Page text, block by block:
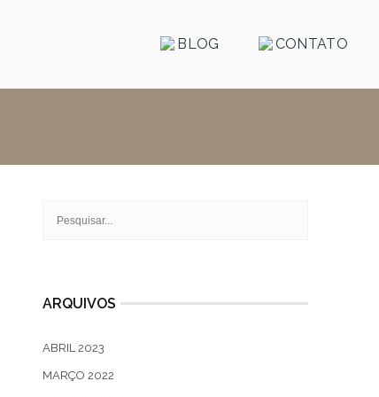
BLOG CONTATO
ARQUIVOS
ABRIL 2023
MARÇO 2022